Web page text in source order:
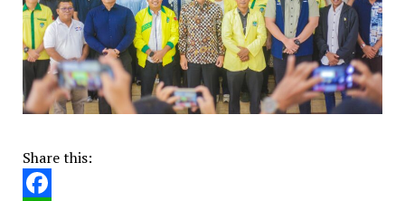
Share this: